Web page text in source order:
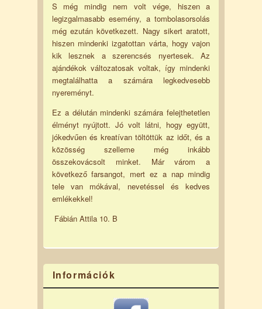
S még mindig nem volt vége, hiszen a
legizgalmasabb esemény, a tombolasorsolás
még ezután következett. Nagy sikert aratott,
hiszen mindenki izgatottan várta, hogy vajon
kik lesznek a szerencsés nyertesek. Az
ajándékok változatosak voltak, így mindenki
megtalálhatta a számára legkedvesebb
nyereményt.
Ez a délután mindenki számára felejthetetlen
élményt nyújtott. Jó volt látni, hogy együtt,
jókedvűen és kreatívan töltöttük az időt, és a
közösség szelleme még inkább
összekovácsolt minket. Már várom a
következő farsangot, mert ez a nap mindig
tele van mókával, nevetéssel és kedves
emlékekkel!
Fábián Attila 10. B
Információk